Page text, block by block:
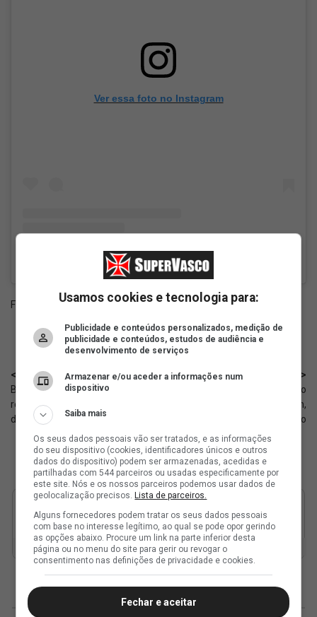
Ver essa foto no Instagram
Fonte: Instagram Remo Vasco da Gama
< Anterior
Base: Vasco joga amistoso de
reinauguração do Estádio Diez
de Abril
Próximo >
Base: Vasco vence amistoso
contra o Club Atlético Huracán,
no México
Usamos cookies e tecnologia para:
Publicidade e conteúdos personalizados, medição de
publicidade e conteúdos, estudos de audiência e
desenvolvimento de serviços
Armazenar e/ou aceder a informações num
dispositivo
Saiba mais
Os seus dados pessoais vão ser tratados, e as informações
do seu dispositivo (cookies, identificadores únicos e outros
dados do dispositivo) podem ser armazenadas, acedidas e
partilhadas com 544 parceiros ou usadas especificamente por
este site. Nós e os nossos parceiros podemos usar dados de
geolocalização precisos. Lista de parceiros.
Alguns fornecedores podem tratar os seus dados pessoais
com base no interesse legítimo, ao qual se pode opor gerindo
as opções abaixo. Procure um link na parte inferior desta
página ou no menu do site para gerir ou revogar o
consentimento nas definições de privacidade e cookies.
Fechar e aceitar